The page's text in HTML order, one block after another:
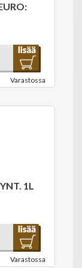
Varastossa
1L
Varastossa